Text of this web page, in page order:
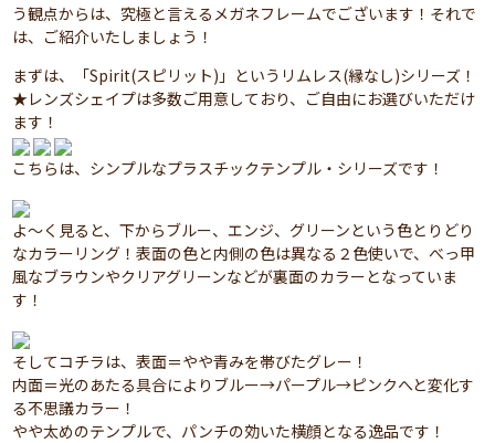
う観点からは、究極と言えるメガネフレームでございます！それで
は、ご紹介いたしましょう！
まずは、「Spirit(スピリット)」というリムレス(縁なし)シリーズ！
★レンズシェイプは多数ご用意しており、ご自由にお選びいただけ
ます！
こちらは、シンプルなプラスチックテンプル・シリーズです！
よ～く見ると、下からブルー、エンジ、グリーンという色とりどり
なカラーリング！表面の色と内側の色は異なる２色使いで、べっ甲
風なブラウンやクリアグリーンなどが裏面のカラーとなっていま
す！
そしてコチラは、表面＝やや青みを帯びたグレー！
内面＝光のあたる具合によりブルー→パープル→ピンクへと変化す
る不思議カラー！
やや太めのテンプルで、パンチの効いた横顔となる逸品です！